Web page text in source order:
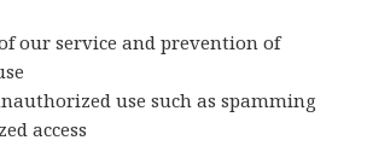
our service and prevention of
use such as spamming
access